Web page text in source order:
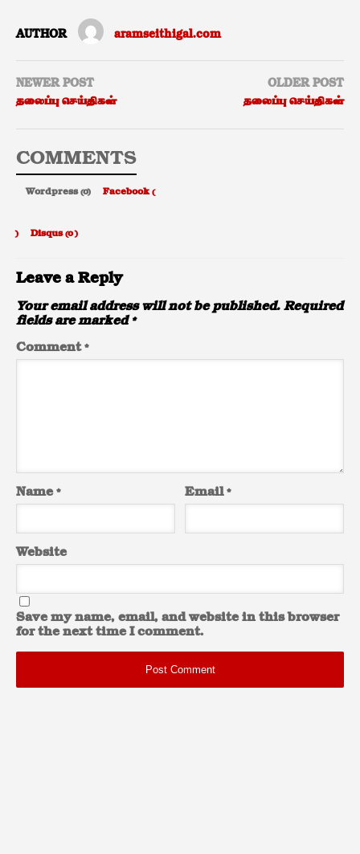
AUTHOR aramseithigal.com
NEWER POST
தலைப்பு செய்திகள்
OLDER POST
தலைப்பு செய்திகள்
COMMENTS
Wordpress (0) Facebook (
) Disqus (0)
Leave a Reply
Your email address will not be published. Required
fields are marked *
Comment*
Name* Email*
Website
Save my name, email, and website in this browser
for the next time I comment.